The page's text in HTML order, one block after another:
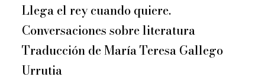
Llega el rey cuando quiere.
Conversaciones sobre literatura
Traducción de María Teresa Gallego
Urrutia